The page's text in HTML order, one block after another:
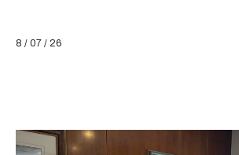
8 / 07 / 26